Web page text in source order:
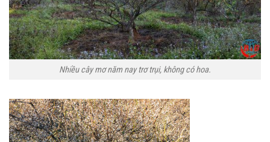
Nhiều cây mơ năm nay trơ trụi, không có hoa.